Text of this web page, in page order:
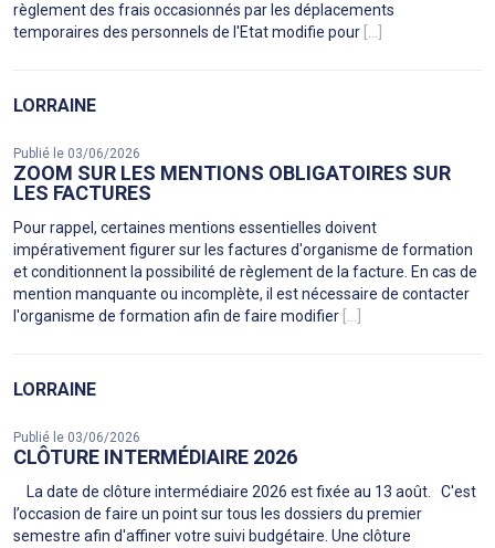
règlement des frais occasionnés par les déplacements
temporaires des personnels de l'Etat modifie pour [...]
LORRAINE
Publié le 03/06/2026
ZOOM SUR LES MENTIONS OBLIGATOIRES SUR
LES FACTURES
Pour rappel, certaines mentions essentielles doivent
impérativement figurer sur les factures d'organisme de formation
et conditionnent la possibilité de règlement de la facture. En cas de
mention manquante ou incomplète, il est nécessaire de contacter
l'organisme de formation afin de faire modifier [...]
LORRAINE
Publié le 03/06/2026
CLÔTURE INTERMÉDIAIRE 2026
La date de clôture intermédiaire 2026 est fixée au 13 août. C'est
l’occasion de faire un point sur tous les dossiers du premier
semestre afin d'affiner votre suivi budgétaire. Une clôture